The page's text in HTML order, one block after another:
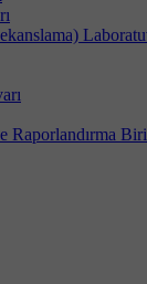
Raporlandırma